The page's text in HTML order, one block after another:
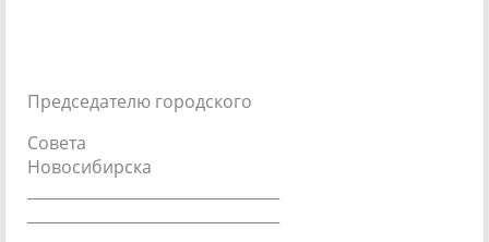
Председателю городского
Совета